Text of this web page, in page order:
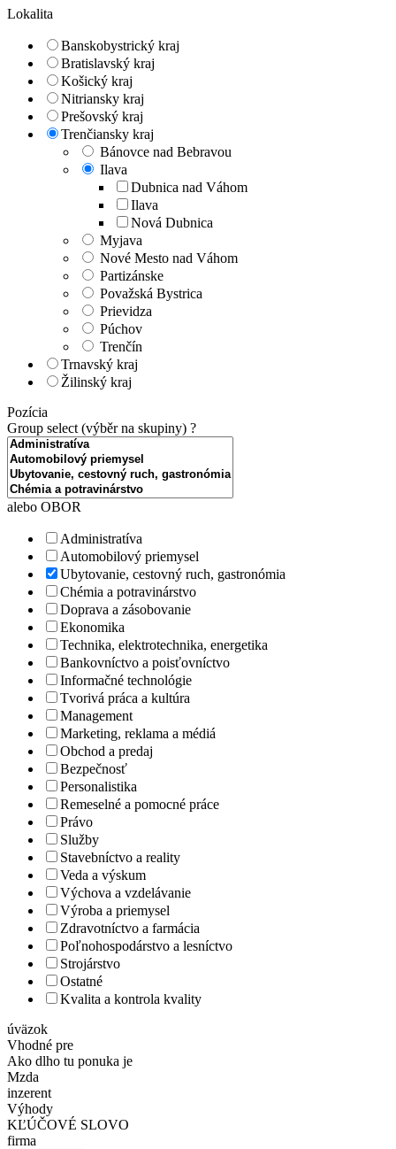
Lokalita
Banskobystrický kraj
Bratislavský kraj
Košický kraj
Nitriansky kraj
Prešovský kraj
Trenčiansky kraj
Bánovce nad Bebravou
Ilava
Dubnica nad Váhom
Ilava
Nová Dubnica
Myjava
Nové Mesto nad Váhom
Partizánske
Považská Bystrica
Prievidza
Púchov
Trenčín
Trnavský kraj
Žilinský kraj
Pozícia
Group select (výběr na skupiny) ?
alebo OBOR
Administratíva
Automobilový priemysel
Ubytovanie, cestovný ruch, gastronómia
Chémia a potravinárstvo
Doprava a zásobovanie
Ekonomika
Technika, elektrotechnika, energetika
Bankovníctvo a poisťovníctvo
Informačné technológie
Tvorivá práca a kultúra
Management
Marketing, reklama a médiá
Obchod a predaj
Bezpečnosť
Personalistika
Remeselné a pomocné práce
Právo
Služby
Stavebníctvo a reality
Veda a výskum
Výchova a vzdelávanie
Výroba a priemysel
Zdravotníctvo a farmácia
Poľnohospodárstvo a lesníctvo
Strojárstvo
Ostatné
Kvalita a kontrola kvality
úväzok
Vhodné pre
Ako dlho tu ponuka je
Mzda
inzerent
Výhody
KĽÚČOVÉ SLOVO
firma